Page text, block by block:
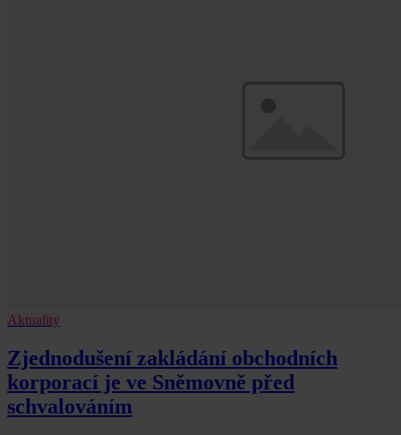
Aktuality
Zjednodušení zakládání obchodních
korporací je ve Sněmovně před
schvalováním